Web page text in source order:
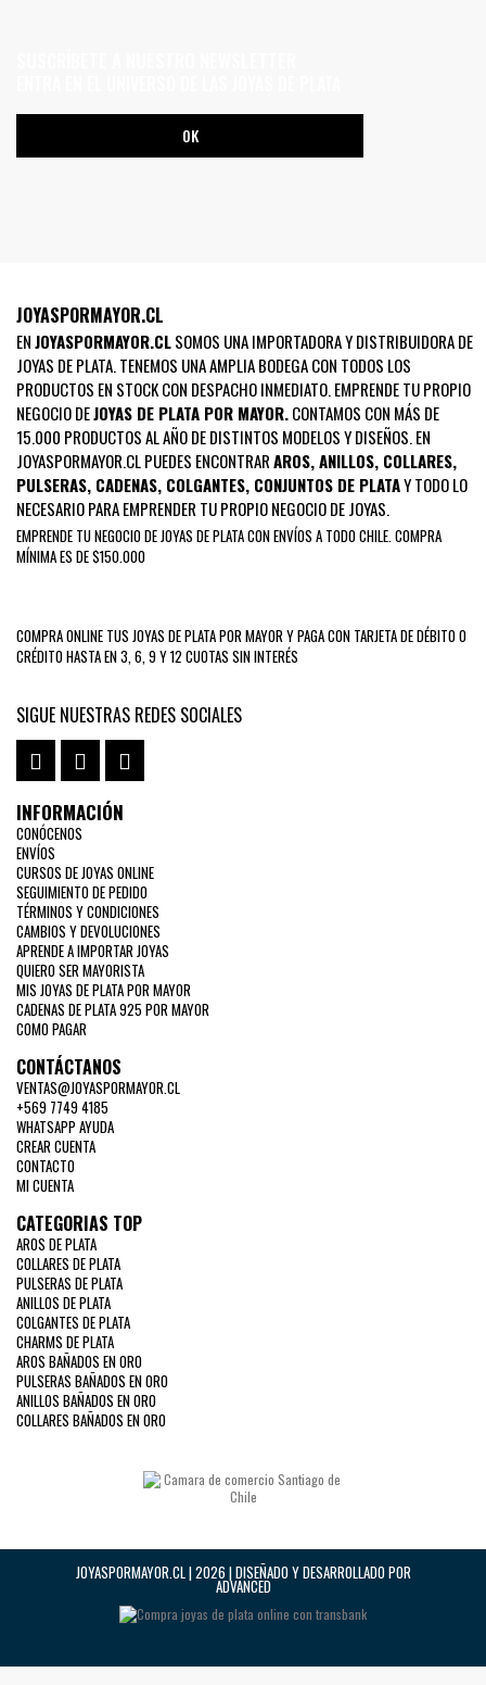
JOYASPORMAYOR.CL
ENJOYASPORMAYOR.CLSOMOS UNA IMPORTADORA Y DISTRIBUIDORA DE
JOYAS DE PLATA. TENEMOS UNA AMPLIA BODEGA CON TODOS LOS
PRODUCTOS EN STOCK CON DESPACHO INMEDIATO. EMPRENDE TU PROPIO
NEGOCIO DEJOYAS DE PLATA POR MAYOR.CONTAMOS CON MÁS DE
15.000 PRODUCTOS AL AÑO DE DISTINTOS MODELOS Y DISEÑOS. EN
JOYASPORMAYOR.CL PUEDES ENCONTRARAROS,ANILLOS, COLLARES,
PULSERAS, CADENAS, COLGANTES, CONJUNTOS DE PLATAY TODO LO
NECESARIO PARA EMPRENDER TU PROPIO NEGOCIO DE JOYAS.
EMPRENDE TU NEGOCIO DE JOYAS DE PLATA CON ENVÍOS A TODO CHILE. COMPRA
MÍNIMA ES DE $150.000
COMPRA ONLINE TUS JOYAS DE PLATA POR MAYOR Y PAGA CON TARJETA DE DÉBITO O
CRÉDITO HASTA EN 3, 6, 9 Y 12 CUOTAS SIN INTERÉS
SIGUE NUESTRAS REDES SOCIALES
INFORMACIÓN
CONÓCENOS
ENVÍOS
CURSOS DE JOYAS ONLINE
SEGUIMIENTO DE PEDIDO
TÉRMINOS Y CONDICIONES
CAMBIOS Y DEVOLUCIONES
APRENDE A IMPORTAR JOYAS
QUIERO SER MAYORISTA
MIS JOYAS DE PLATA POR MAYOR
CADENAS DE PLATA 925 POR MAYOR
COMO PAGAR
CONTÁCTANOS
VENTAS@JOYASPORMAYOR.CL
+569 7749 4185
WHATSAPP AYUDA
CREAR CUENTA
CONTACTO
MI CUENTA
CATEGORIAS TOP
AROS DE PLATA
COLLARES DE PLATA
PULSERAS DE PLATA
ANILLOS DE PLATA
COLGANTES DE PLATA
CHARMS DE PLATA
AROS BAÑADOS EN ORO
PULSERAS BAÑADOS EN ORO
ANILLOS BAÑADOS EN ORO
COLLARES BAÑADOS EN ORO
JOYASPORMAYOR.CL | 2026 | DISEÑADO Y DESARROLLADO POR
ADVANCED